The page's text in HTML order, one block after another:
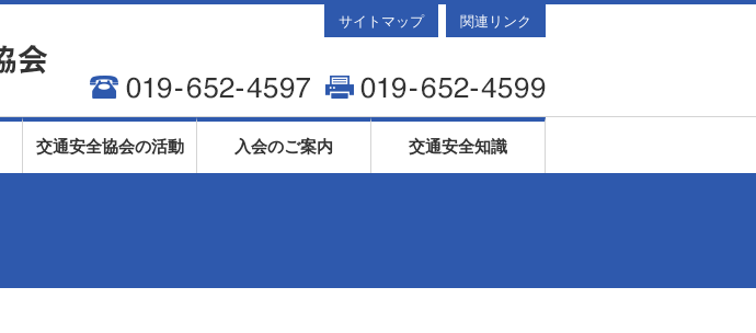
サイトマップ 関連リンク
交通安全協会の活動 入会のご案内 交通安全知識